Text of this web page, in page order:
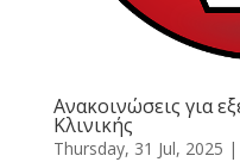
Ανακοινώσεις για
Κλινικής
Thursday, 31 Jul, 2025 |